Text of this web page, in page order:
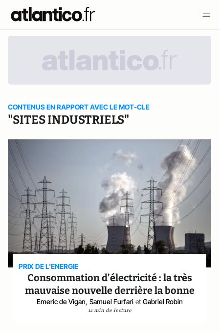
CONTENUS EN RAPPORT AVEC LE MOT-CLE
"SITES INDUSTRIELS"
PRIX DE L'ENERGIE
Consommation d’électricité : la très
mauvaise nouvelle derrière la bonne
Emeric de Vigan, Samuel Furfari et Gabriel Robin
12 min de lecture